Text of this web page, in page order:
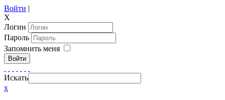
Войти |
X
Логин
Пароль
Запомнить меня
Войти
Искать
x